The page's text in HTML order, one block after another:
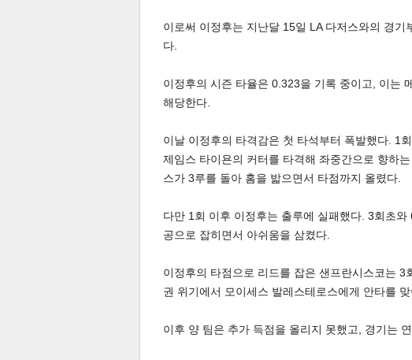
이로써 이정후는 지난달 15일 LA 다저스와의 경
다.
이정후의 시즌 타율은 0.323을 기록 중이고, 이는
해당한다.
이날 이정후의 타격감은 첫 타석부터 폭발했다. 1
제임스 타이욘의 커터를 타격해 좌중간으로 향하
스가 3루를 돌아 홈을 밟으면서 타점까지 올렸다.
다만 1회 이후 이정후는 출루에 실패했다. 3회초
공으로 잡히면서 아쉬움을 삼켰다.
이정후의 타점으로 리드를 잡은 샌프란시스코는
권 위기에서 모이세스 발레스테로스에게 안타를
이후 양 팀은 추가 득점을 올리지 못했고, 경기는